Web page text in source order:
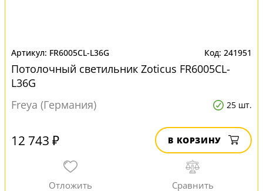
FR6005CL-L36G 241951
Потолочный светильник Zoticus FR6005CL-
L36G
Freya (Германия)
25 шт.
12 743 ₽ В КОРЗИНУ